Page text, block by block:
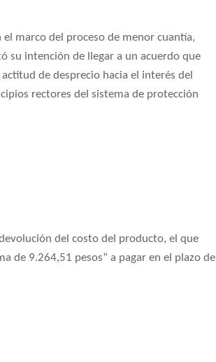
marco del proceso de menor cuantía,
su intención de llegar a un acuerdo que
de desprecio hacia el interés del
rectores del sistema de protección
del costo del producto, el que
de 9.264,51 pesos” a pagar en el plazo de